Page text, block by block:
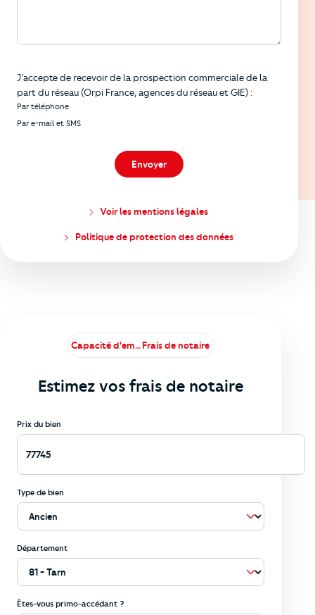
J’accepte de recevoir de la prospection commerciale de la
part du réseau (Orpi France, agences du réseau et GIE) :
Par téléphone
Par e-mail et SMS
Envoyer
Voir les mentions légales
Politique de protection des données
Capacité d'empruntFrais de notaire
Estimez vos frais de notaire
Prix du bien
Type de bien
Département
Êtes-vous primo-accédant ?